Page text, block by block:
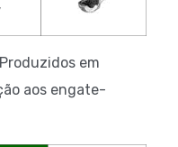
Produzidos em
aos engate-